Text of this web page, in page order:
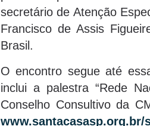
secretário de Atenção
Francisco de Assis
Brasil.
O encontro segue até
inclui a palestra “Rede
Conselho Consultivo da
www.santacasasp.org.br/